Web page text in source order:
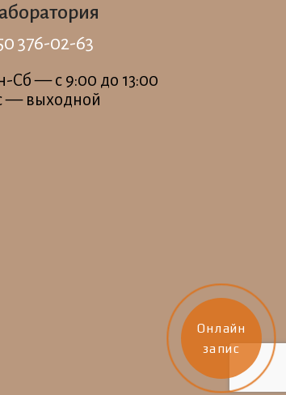
376-02-63
Сб — c 9:00 до 13:00
— выходной
Онлайн
запис